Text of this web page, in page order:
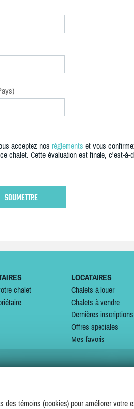
acceptez nos règlements et vous
chalet. Cette évaluation est finale, c'est-à-
chalet
LOCATAIRES
Chalets à louer
Chalets à vendre
Dernières inscriptions
Offres spéciales
Mes favoris
NOUS SUR
témoins (cookies) pour améliorer votre